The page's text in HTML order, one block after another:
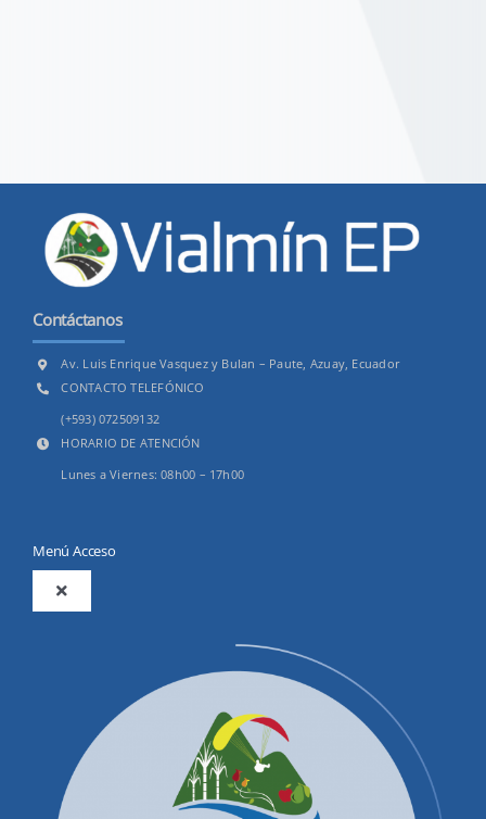
Contáctanos
Av. Luis Enrique Vasquez y Bulan – Paute, Azuay, Ecuador
CONTACTO TELEFÓNICO
(+593) 072509132
HORARIO DE ATENCIÓN
Lunes a Viernes: 08h00 – 17h00
Menú Acceso
Toggle
Productos y Servicios
Convocatorias Precalificación